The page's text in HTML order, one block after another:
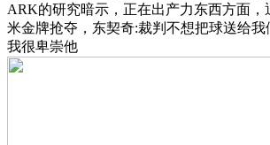
ARK的研究暗示，正在出产力东西方面，
米金牌抢夺，东契奇:裁判不想把球送给
我很卑崇他